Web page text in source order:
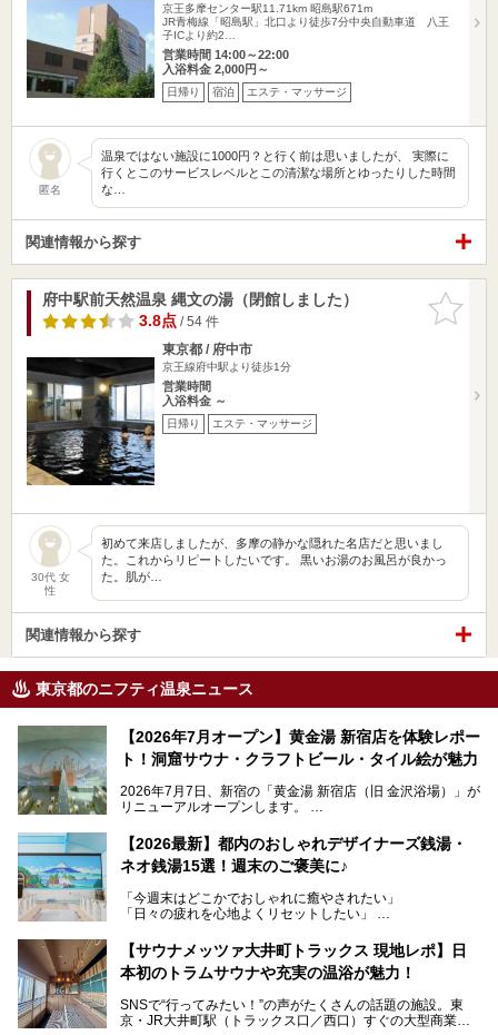
京王多摩センター駅11.71km 昭島駅671m
JR青梅線「昭島駅」北口より徒歩7分中央自動車道 八王
子ICより約2…
営業時間 14:00～22:00
入浴料金 2,000円～
日帰り 宿泊 エステ・マッサージ
匿名
温泉ではない施設に1000円？と行く前は思いましたが、 実際に
行くとこのサービスレベルとこの清潔な場所とゆったりした時間
な…
関連情報から探す
お気に入
りに追加
府中駅前天然温泉 縄文の湯（閉館しました）
3.8点/ 54 件
東京都 / 府中市
京王線府中駅より徒歩1分
営業時間
入浴料金 ～
日帰り エステ・マッサージ
30代 女
性
初めて来店しましたが、多摩の静かな隠れた名店だと思いまし
た。これからリピートしたいです。 黒いお湯のお風呂が良かっ
た。肌が…
関連情報から探す
東京都のニフティ温泉ニュース
【2026年7月オープン】黄金湯 新宿店を体験レポー
ト！洞窟サウナ・クラフトビール・タイル絵が魅力
2026年7月7日、新宿の「黄金湯 新宿店（旧 金沢浴場）」が
リニューアルオープンします。
レトロでノスタルジックなタイル絵はそのまま、昔からここ
を知る地元の人にも、新しく足を運んでくれる人にも愛され
る、今の時代の"銭湯"として生まれ変わりました。洞窟のよ
ビアバーなど、新しく登場したスポットも併せて紹介しま
す。充実した設備があるのに、基本の入浴料が銭湯価格の5
【2026最新】都内のおしゃれデザイナーズ銭湯・
ネオ銭湯15選！週末のご褒美に♪
「今週末はどこかでおしゃれに癒やされたい」
「日々の疲れを心地よくリセットしたい」
となっている新しいスタイルの銭湯です。
最近、SNSやメディアで「デザイナーズ銭湯」や「ネオ銭
本記事では、そもそもこれらがどんな銭湯なのか、その気に
【サウナメッツァ大井町トラックス 現地レポ】日
本初のトラムサウナや充実の温浴が魅力！
SNSで“行ってみたい！”の声がたくさんの話題の施設。東
京・JR大井町駅（トラックス口／西口）すぐの大型商業施